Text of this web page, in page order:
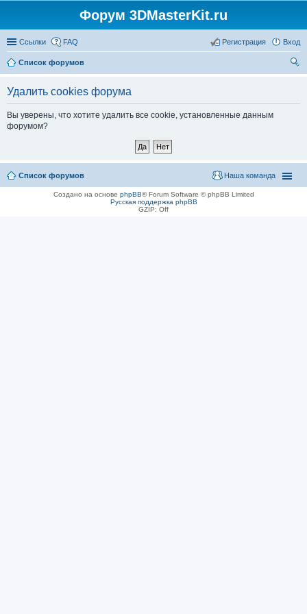
Форум 3DMasterKit.ru
Ссылки FAQ Вход
Регистрация
Список форумов
Удалить cookies форума
Вы уверены, что хотите удалить все cookie, установленные данным
форумом?
Список форумов Наша команда
Создано на основе phpBB® Forum Software © phpBB Limited
Русская поддержка phpBB
GZIP: Off